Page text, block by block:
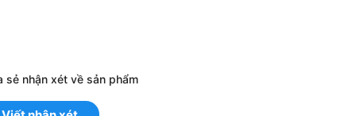
sẻ nhận xét về sản phẩm